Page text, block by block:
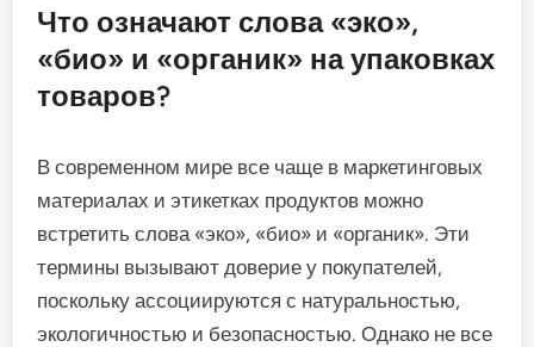
Что означают слова «эко»,
«био» и «органик» на упаковках
товаров?
В современном мире все чаще в маркетинговых
материалах и этикетках продуктов можно
встретить слова «эко», «био» и «органик». Эти
термины вызывают доверие у покупателей,
поскольку ассоциируются с натуральностью,
экологичностью и безопасностью. Однако не все